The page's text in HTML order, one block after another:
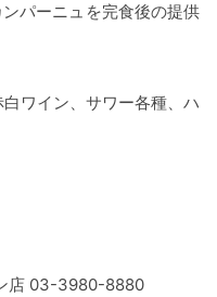
パーニュを完食後の提供
ワイン、サワー各種、ハ
店 03-3980-8880